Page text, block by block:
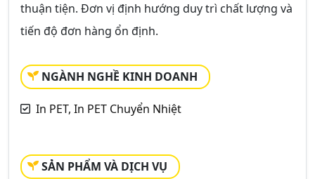
thuận tiện. Đơn vị định hướng duy trì chất lượng và
tiến độ đơn hàng ổn định.
NGÀNH NGHỀ KINH DOANH
In PET, In PET Chuyển Nhiệt
SẢN PHẨM VÀ DỊCH VỤ